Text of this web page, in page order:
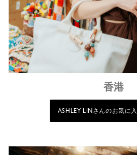
香港
ASHLEY LINさんのお気に